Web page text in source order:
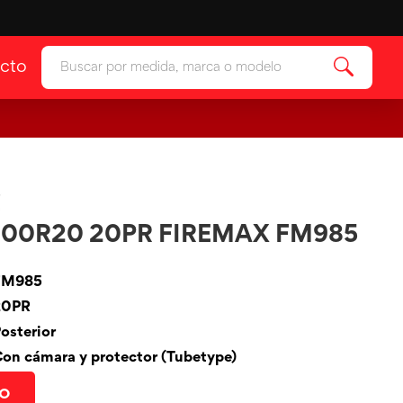
Ver categoría
20PR FIREMAX FM985
cámara y protector (Tubetype)